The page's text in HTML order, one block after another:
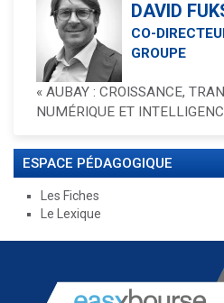
DAVID
CO-
GROUPE
« AUBAY : CROISSANCE,
NUMÉRIQUE ET
ESPACE PÉDAGOGIQUE
Les Fiches
Le Lexique